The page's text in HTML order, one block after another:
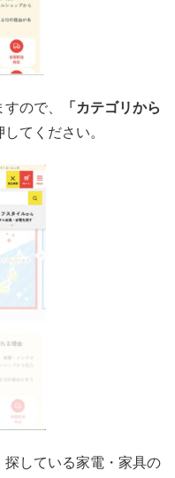
ので、
「カテゴリから
してください。
探している家電・家具の